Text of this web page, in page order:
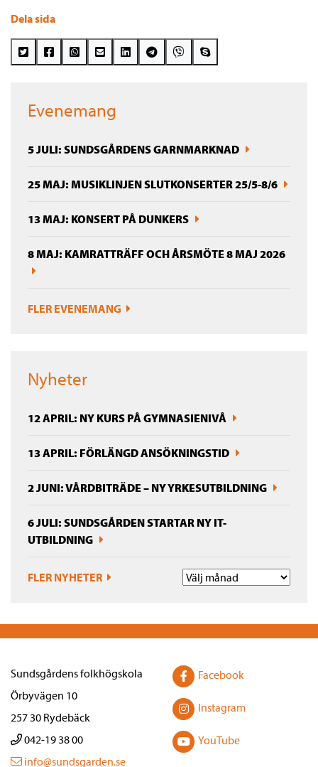
Dela sida
Evenemang
5 JULI: SUNDSGÅRDENS GARNMARKNAD
25 MAJ: MUSIKLINJEN SLUTKONSERTER 25/5-8/6
13 MAJ: KONSERT PÅ DUNKERS
8 MAJ: KAMRATTRÄFF OCH ÅRSMÖTE 8 MAJ 2026
FLER EVENEMANG
Nyheter
12 APRIL: NY KURS PÅ GYMNASIENIVÅ
13 APRIL: FÖRLÄNGD ANSÖKNINGSTID
2 JUNI: VÅRDBITRÄDE – NY YRKESUTBILDNING
6 JULI: SUNDSGÅRDEN STARTAR NY IT-
UTBILDNING
FLER NYHETER
Sundsgårdens folkhögskola
Örbyvägen 10
257 30 Rydebäck
042-19 38 00
info@sundsgarden.se
Facebook
Instagram
YouTube